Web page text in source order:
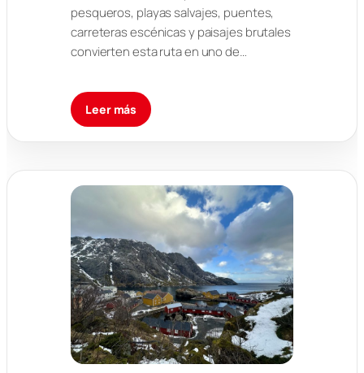
pesqueros, playas salvajes, puentes,
carreteras escénicas y paisajes brutales
convierten esta ruta en uno de…
Leer más